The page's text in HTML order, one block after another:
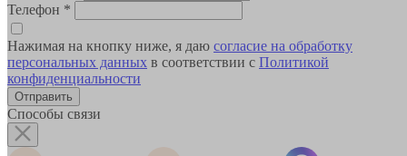
Телефон *
Нажимая на кнопку ниже, я даю согласие на обработку
персональных данных в соответствии с Политикой
конфиденциальности
Способы связи